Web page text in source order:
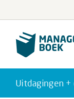
Uitdagingen +